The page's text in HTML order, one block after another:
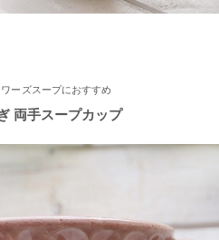
ルコブルーのきれいな器、入荷し
い桜のお茶碗♪
人に…感謝を伝えるおすすめギ
ーズスープにおすすめ
両手スープカップ